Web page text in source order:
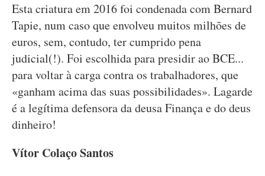
Esta criatura em 2016 foi condenada com Bernard
Tapie, num caso que envolveu muitos milhões de
euros, sem, contudo, ter cumprido pena
judicial(!). Foi escolhida para presidir ao BCE...
para voltar à carga contra os trabalhadores, que
«ganham acima das suas possibilidades». Lagarde
é a legítima defensora da deusa Finança e do deus
dinheiro!
Vítor Colaço Santos